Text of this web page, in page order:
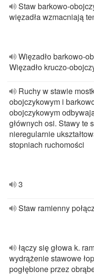
Staw barkowo-
więzadła wzmacniają
Więzadło barkowo-
Więzadło kruczo-
Ruchy w stawie
obojczykowym i
obojczykowym
głównych osi. Stawy te
nieregularnie
stopniach ruchomości
3
Staw ramienny
łączy się głowa k.
wydrążenie stawowe
pogłębione przez